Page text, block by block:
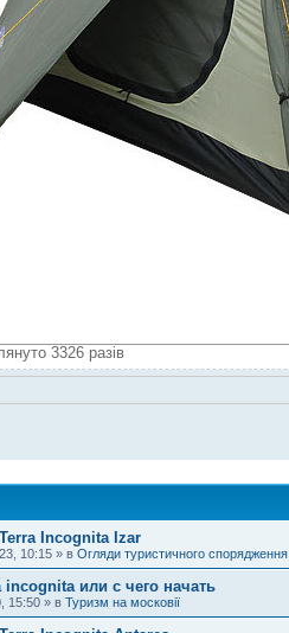
3326 разів
Incognita Izar
10:15 » в Огляди туристичного спорядження
или с чего начать
15:50 » в Туризм на московії